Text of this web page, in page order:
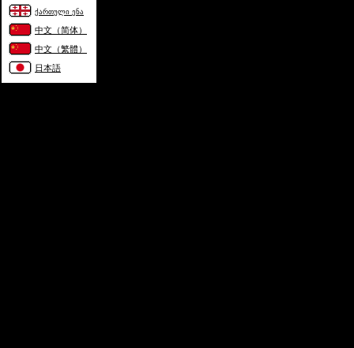
ქართული ენა
中文（简体）
中文（繁體）
日本語